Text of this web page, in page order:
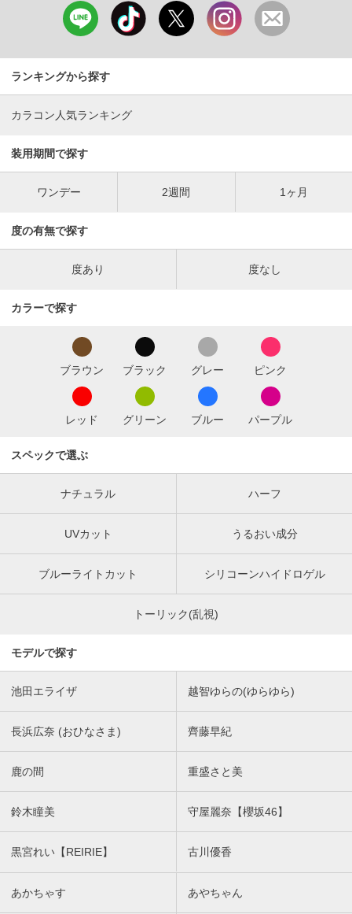
ランキングから探す
カラコン人気ランキング
装用期間で探す
ワンデー 2週間 1ヶ月
度の有無で探す
度あり 度なし
カラーで探す
ブラウン ブラック グレー ピンク
レッド グリーン ブルー パープル
スペックで選ぶ
ナチュラル ハーフ
UVカット うるおい成分
ブルーライトカット シリコーンハイドロゲル
トーリック(乱視)
モデルで探す
池田エライザ 越智ゆらの(ゆらゆら)
長浜広奈 (おひなさま) 齊藤早紀
鹿の間 重盛さと美
鈴木瞳美 守屋麗奈【櫻坂46】
黒宮れい【REIRIE】 古川優香
あかちゃす あやちゃん